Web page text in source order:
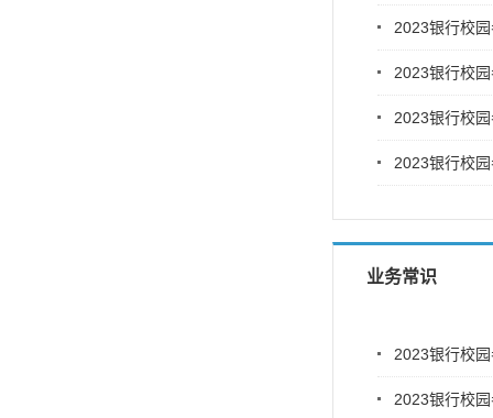
2023银行校
2023银行校
2023银行校
2023银行校
业务常识
2023银行校
2023银行校